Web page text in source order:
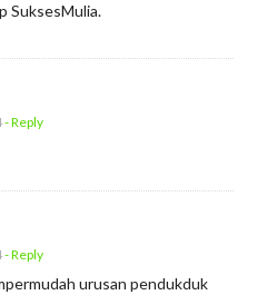
SuksesMulia.
- Reply
- Reply
urusan pendukduk